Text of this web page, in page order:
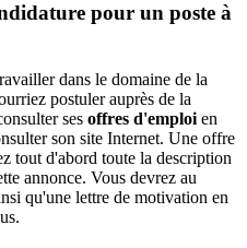
pour un poste à
dans le domaine de la
postuler auprès de la
ses offres d'emploi en
son site Internet. Une offre
tout d'abord toute la description
annonce. Vous devrez au
qu'une lettre de motivation en